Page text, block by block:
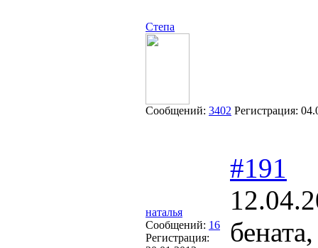
Степа
Сообщений: 3402 Регистрация:
наталья
Сообщений: 16
Регистрация:
#191